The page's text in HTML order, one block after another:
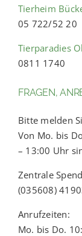
Tierheim
05 722/52 20
Tierparadies
0811 1740
FRAGEN,
Bitte melden
Von Mo. bis
– 13:00 Uhr
Zentrale
(035608)
Anrufzeiten:
Mo. bis Do.